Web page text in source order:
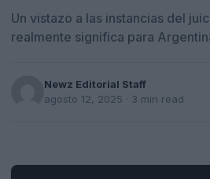
Un vistazo a las instancias del
realmente significa para
Newz Editorial Staff
agosto 12, 2025 · 3 min read